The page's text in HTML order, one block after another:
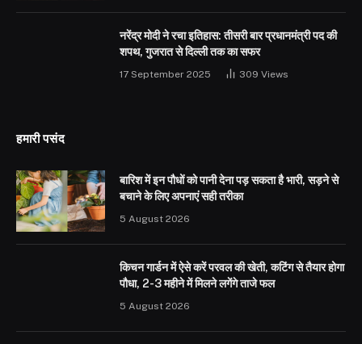
नरेंद्र मोदी ने रचा इतिहास: तीसरी बार प्रधानमंत्री पद की
शपथ, गुजरात से दिल्ली तक का सफर
17 September 2025 309 Views
हमारी पसंद
बारिश में इन पौधों को पानी देना पड़ सकता है भारी, सड़ने से
बचाने के लिए अपनाएं सही तरीका
5 August 2026
किचन गार्डन में ऐसे करें परवल की खेती, कटिंग से तैयार होगा
पौधा, 2-3 महीने में मिलने लगेंगे ताजे फल
5 August 2026